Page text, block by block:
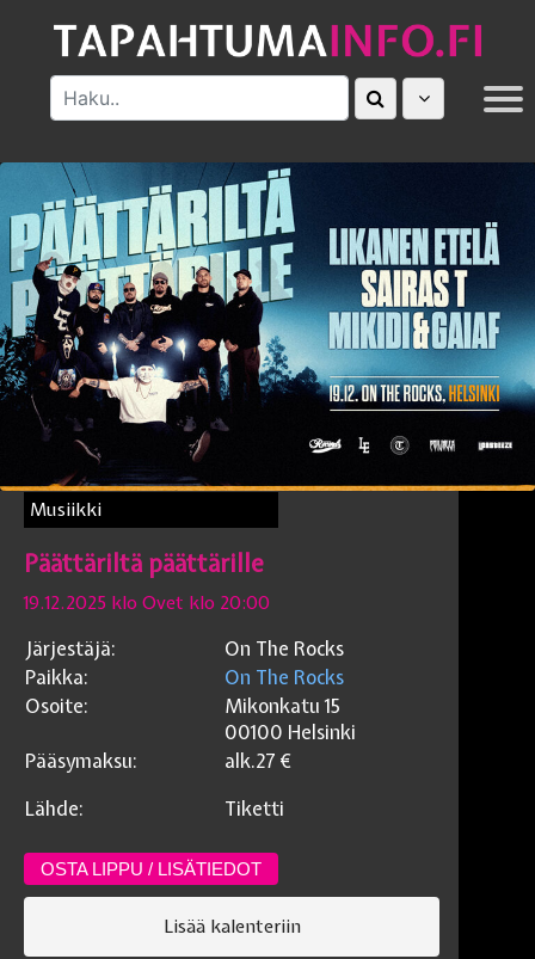
MUUT
Musiikki
Päättäriltä päättärille
19.12.2025 klo Ovet klo 20:00
Järjestäjä:
On The Rocks
Paikka:
On The Rocks
Osoite:
Mikonkatu 15
00100 Helsinki
Pääsymaksu:
alk.27 €
Lähde:
Tiketti
OSTA LIPPU / LISÄTIEDOT
Lisää kalenteriin